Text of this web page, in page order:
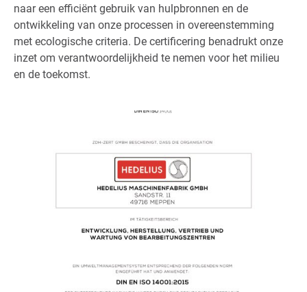
naar een efficiënt gebruik van hulpbronnen en de
ontwikkeling van onze processen in overeenstemming
met ecologische criteria. De certificering benadrukt onze
inzet om verantwoordelijkheid te nemen voor het milieu
en de toekomst.